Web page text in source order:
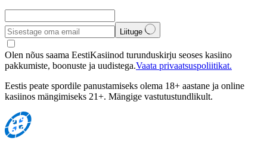
Liituge
Olen nõus saama EestiKasiinod turunduskirju seoses kasiino
pakkumiste, boonuste ja uudistega.Vaata privaatsuspoliitikat.
Eestis peate spordile panustamiseks olema 18+ aastane ja online
kasiinos mängimiseks 21+. Mängige vastutustundlikult.